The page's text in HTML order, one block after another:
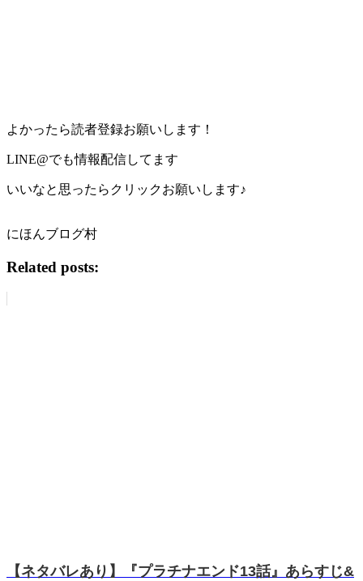
よかったら読者登録お願いします！
LINE@でも情報配信してます
いいなと思ったらクリックお願いします♪
にほんブログ村
Related posts:
【ネタバレあり】『プラチナエンド13話』あらすじ&